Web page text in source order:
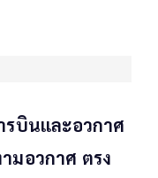
รบินและอวกาศ
มอวกาศ ตรง